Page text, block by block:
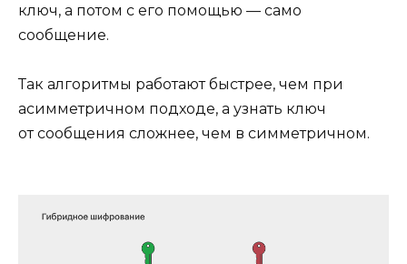
ключ, а потом с его помощью — само
сообщение.
Так алгоритмы работают быстрее, чем при
асимметричном подходе, а узнать ключ
от сообщения сложнее, чем в симметричном.